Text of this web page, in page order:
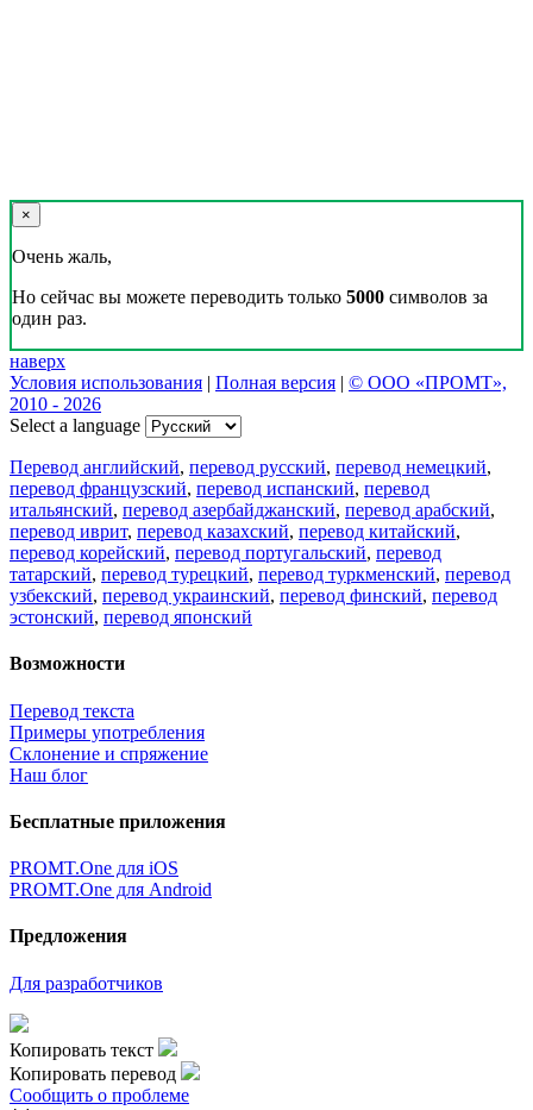
×
Очень жаль,
Но сейчас вы можете переводить только 5000 символов за
один раз.
наверх
Условия использования | Полная версия | © ООО «ПРОМТ»,
2010 - 2026
Select a language
Перевод английский, перевод русский, перевод немецкий,
перевод французский, перевод испанский, перевод
итальянский, перевод азербайджанский, перевод арабский,
перевод иврит, перевод казахский, перевод китайский,
перевод корейский, перевод португальский, перевод
татарский, перевод турецкий, перевод туркменский, перевод
узбекский, перевод украинский, перевод финский, перевод
эстонский, перевод японский
Возможности
Перевод текста
Примеры употребления
Склонение и спряжение
Наш блог
Бесплатные приложения
PROMT.One для iOS
PROMT.One для Android
Предложения
Для разработчиков
Копировать текст
Копировать перевод
Сообщить о проблеме